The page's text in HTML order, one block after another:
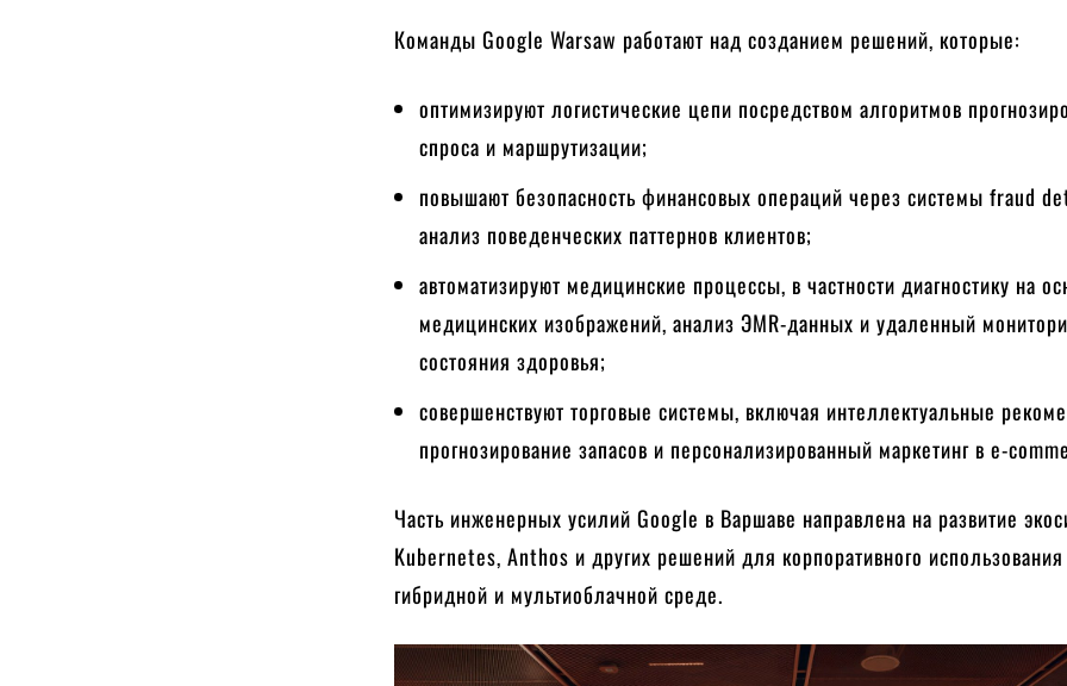
Команды Google Warsaw работают над созданием решений, которые:
оптимизируют логистические цепи посредством алгоритмов
спроса и маршрутизации;
повышают безопасность финансовых операций через системы fraud
анализ поведенческих паттернов клиентов;
автоматизируют медицинские процессы, в частности диагностику на
медицинских изображений, анализ ЭМR-данных и удаленный
состояния здоровья;
совершенствуют торговые системы, включая интеллектуальные
прогнозирование запасов и персонализированный маркетинг в e-
Часть инженерных усилий Google в Варшаве направлена ​​на развитие
Kubernetes, Anthos и других решений для корпоративного
гибридной и мультиоблачной среде.